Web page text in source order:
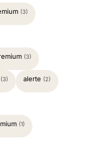
(3)
(3)
(3) alerte (2)
(1)